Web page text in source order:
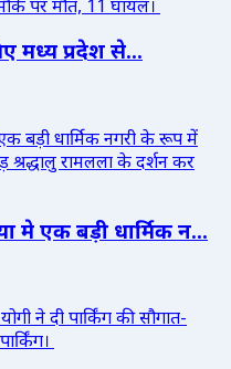
मध्य प्रदेश से...
मे एक बड़ी धार्मिक न...